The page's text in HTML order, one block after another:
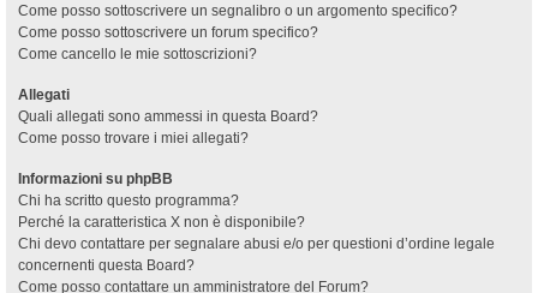
Come posso sottoscrivere un segnalibro o un argomento specifico?
Come posso sottoscrivere un forum specifico?
Come cancello le mie sottoscrizioni?
Allegati
Quali allegati sono ammessi in questa Board?
Come posso trovare i miei allegati?
Informazioni su phpBB
Chi ha scritto questo programma?
Perché la caratteristica X non è disponibile?
Chi devo contattare per segnalare abusi e/o per questioni d’ordine legale
concernenti questa Board?
Come posso contattare un amministratore del Forum?